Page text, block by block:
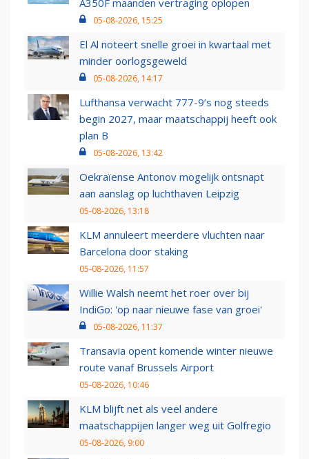
A350F maanden vertraging oplopen
05-08-2026, 15:25
El Al noteert snelle groei in kwartaal met
minder oorlogsgeweld
05-08-2026, 14:17
Lufthansa verwacht 777-9’s nog steeds
begin 2027, maar maatschappij heeft ook
plan B
05-08-2026, 13:42
Oekraïense Antonov mogelijk ontsnapt
aan aanslag op luchthaven Leipzig
05-08-2026, 13:18
KLM annuleert meerdere vluchten naar
Barcelona door staking
05-08-2026, 11:57
Willie Walsh neemt het roer over bij
IndiGo: 'op naar nieuwe fase van groei'
05-08-2026, 11:37
Transavia opent komende winter nieuwe
route vanaf Brussels Airport
05-08-2026, 10:46
KLM blijft net als veel andere
maatschappijen langer weg uit Golfregio
05-08-2026, 9:00